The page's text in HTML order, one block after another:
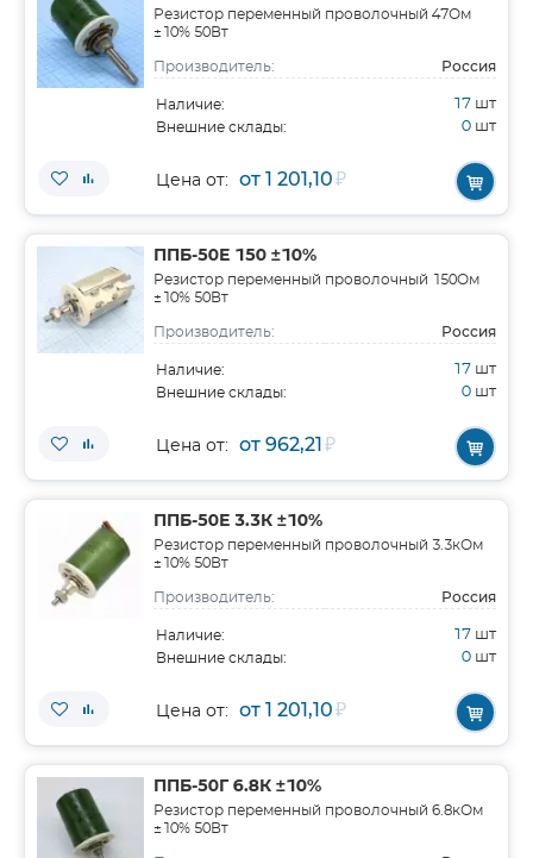
Резистор переменный проволочный 47Ом
±10% 50Вт
Производитель: Россия
Наличие: 17 шт
Внешние склады: 0 шт
Цена от: от 1 201,10₽
ППБ-50Е 150 ±10%
Резистор переменный проволочный 150Ом
±10% 50Вт
Производитель: Россия
Наличие: 17 шт
Внешние склады: 0 шт
Цена от: от 962,21₽
ППБ-50Е 3.3К ±10%
Резистор переменный проволочный 3.3кОм
±10% 50Вт
Производитель: Россия
Наличие: 17 шт
Внешние склады: 0 шт
Цена от: от 1 201,10₽
ППБ-50Г 6.8К ±10%
Резистор переменный проволочный 6.8кОм
±10% 50Вт